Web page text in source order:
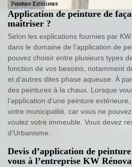
Application de peinture de
maîtriser ?
Selon les explications fournies par
dans le domaine de l’application de
pouvez choisir entre plusieurs types
fonction de vos besoins, notamment
et d’autres dites phase aqueuse. À
des peintures à la chaux. Lorsque
l’application d’une peinture
votre municipalité, car vous ne
voulez votre immeuble. Vous devez
d’Urbanisme.
Devis d’application de
vous à l’entreprise KW